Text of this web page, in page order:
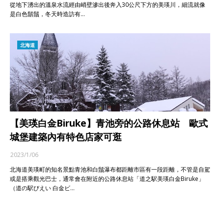
從地下湧出的溫泉水流經由峭壁滲出後奔入30公尺下方的美瑛川，細流就像
是白色鬍鬚，冬天時造訪有…
北海道
【美瑛白金Biruke】青池旁的公路休息站 歐式
城堡建築內有特色店家可逛
2023/1/06
北海道美瑛町的知名景點青池和白鬚瀑布都距離市區有一段距離，不管是自駕
或是搭乘觀光巴士，通常會在附近的公路休息站「道之駅美瑛白金Biruke」
（道の駅びえい 白金ビ…